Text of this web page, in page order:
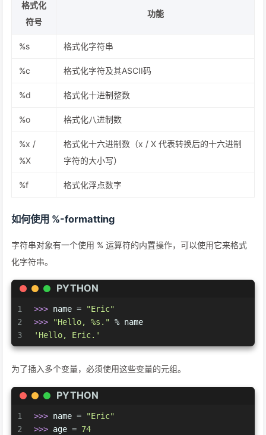
格式化
符号
功能
%s 格式化字符串
%c 格式化字符及其ASCII码
%d 格式化十进制整数
%o 格式化八进制数
%x /
%X
格式化十六进制数（x / X 代表转换后的十六进制
字符的大小写）
%f 格式化浮点数字
如何使用 %-formatting
字符串对象有一个使用 % 运算符的内置操作，可以使用它来格式
化字符串。
PYTHON
1
2
3
>>> name =
"Eric"
>>>
"Hello, %s." % name
'Hello, Eric.'
为了插入多个变量，必须使用这些变量的元组。
PYTHON
1
2
>>> name =
"Eric"
>>> age = 74